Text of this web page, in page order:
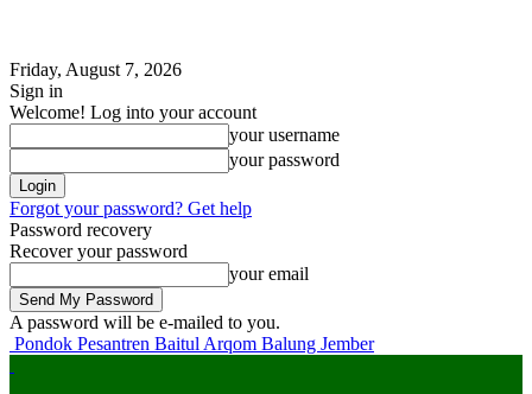
Friday, August 7, 2026
Sign in
Welcome! Log into your account
your username
your password
Forgot your password? Get help
Password recovery
Recover your password
your email
A password will be e-mailed to you.
Pondok Pesantren Baitul Arqom Balung Jember